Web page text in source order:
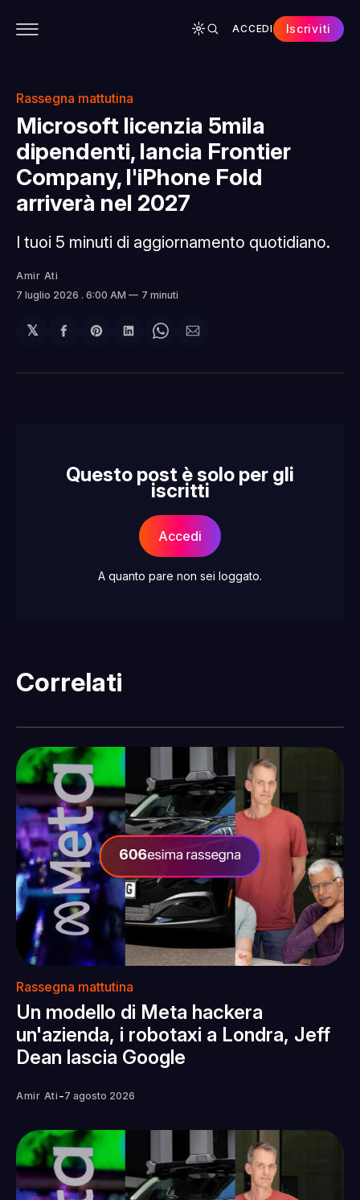
ACCEDI Iscriviti
Rassegna mattutina
Microsoft licenzia 5mila
dipendenti, lancia Frontier
Company, l'iPhone Fold
arriverà nel 2027
I tuoi 5 minuti di aggiornamento quotidiano.
Amir Ati
7 luglio 2026 . 6:00 AM 7 minuti
𝕏
Condividi
Facebook
Share
Pinterest
Condividi
LinkedIn
Share
WhatsApp
Condividi
email
Questo post è solo per gli
iscritti
Accedi
A quanto pare non sei loggato.
Correlati
Rassegna mattutina
Un modello di Meta hackera
un'azienda, i robotaxi a Londra, Jeff
Dean lascia Google
Amir Ati -7 agosto 2026